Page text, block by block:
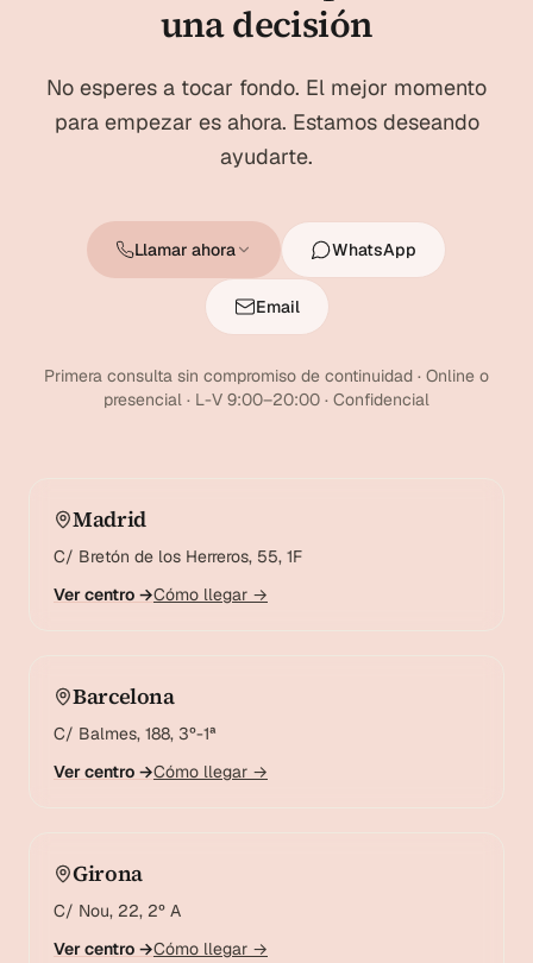
una decisión
No esperes a tocar fondo. El mejor momento
para empezar es ahora. Estamos deseando
ayudarte.
Llamar ahora WhatsApp
Email
Primera consulta sin compromiso de continuidad · Online o
presencial · L-V 9:00–20:00 · Confidencial
Madrid
C/ Bretón de los Herreros, 55, 1F
Ver centro →Cómo llegar →
Barcelona
C/ Balmes, 188, 3º-1ª
Ver centro →Cómo llegar →
Girona
C/ Nou, 22, 2º A
Ver centro →Cómo llegar →